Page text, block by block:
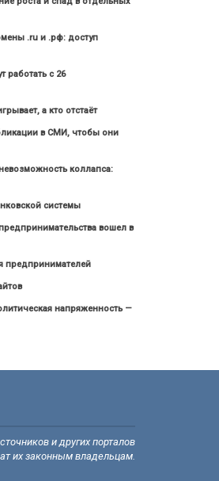
.ru и .рф: доступ
работать с 26
а кто отстаёт
в СМИ, чтобы они
коллапса:
системы
вошел в
предпринимателей
напряженность —
и других порталов
их законным владельцам.